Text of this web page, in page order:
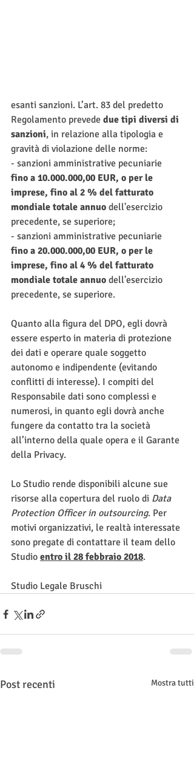
esanti sanzioni. L’art. 83 del predetto
Regolamento prevede due tipi diversi di
sanzioni, in relazione alla tipologia e
gravità di violazione delle norme:
- sanzioni amministrative pecuniarie
fino a 10.000.000,00 EUR, o per le
imprese, fino al 2 % del fatturato
mondiale totale annuo dell'esercizio
precedente, se superiore;
- sanzioni amministrative pecuniarie
fino a 20.000.000,00 EUR, o per le
imprese, fino al 4 % del fatturato
mondiale totale annuo dell'esercizio
precedente, se superiore.
Quanto alla figura del DPO, egli dovrà
essere esperto in materia di protezione
dei dati e operare quale soggetto
autonomo e indipendente (evitando
conflitti di interesse). I compiti del
Responsabile dati sono complessi e
numerosi, in quanto egli dovrà anche
fungere da contatto tra la società
all’interno della quale opera e il Garante
della Privacy.
Lo Studio rende disponibili alcune sue
risorse alla copertura del ruolo di Data
Protection Officer in outsourcing. Per
motivi organizzativi, le realtà interessate
sono pregate di contattare il team dello
Studio entro il 28 febbraio 2018.
Studio Legale Bruschi
Post recenti Mostra tutti